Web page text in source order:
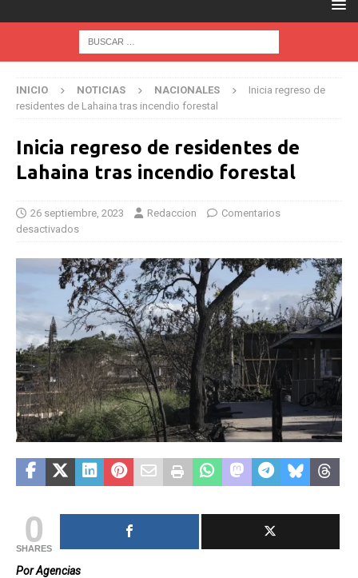
INICIO NOTICIAS NACIONALES
Inicia regreso de
residentes de Lahaina tras incendio forestal
Inicia regreso de residentes de
Lahaina tras incendio forestal
26 septiembre, 2023 Redaccion
Comentarios
desactivados
0
SHARES
Por Agencias